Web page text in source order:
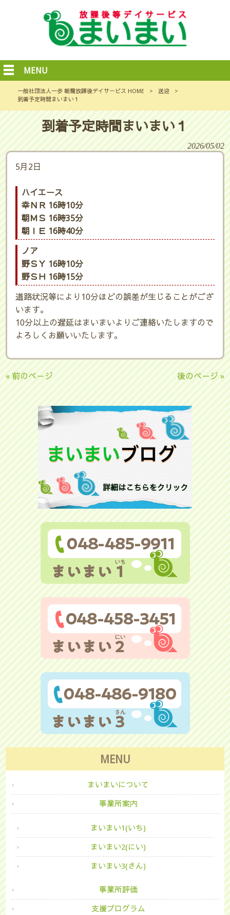
MENU
一般社団法人一歩 朝霞放課後デイサービス HOME > 送迎
>
到着予定時間まいまい１
到着予定時間まいまい１
2026/05/02
5月2日
ハイエース
幸ＮＲ 16時10分
朝ＭＳ 16時35分
朝ＩＥ 16時40分
ノア
野ＳＹ 16時10分
野ＳＨ 16時15分
道路状況等により10分ほどの誤差が生じることがござ
います。
10分以上の遅延はまいまいよりご連絡いたしますので
よろしくお願いいたします。
« 前のページ 後のページ »
MENU
まいまいについて
事業所案内
まいまい1(いち)
まいまい2(にい)
まいまい3(さん)
事業所評価
支援プログラム